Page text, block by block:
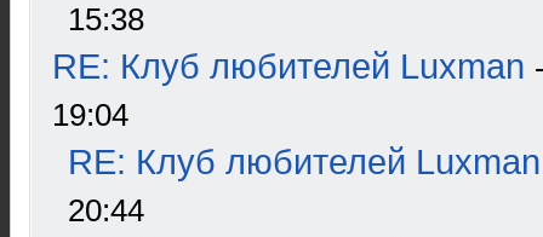
15:38
RE: Клуб любителей Luxman
19:04
RE: Клуб любителей Luxman
20:44